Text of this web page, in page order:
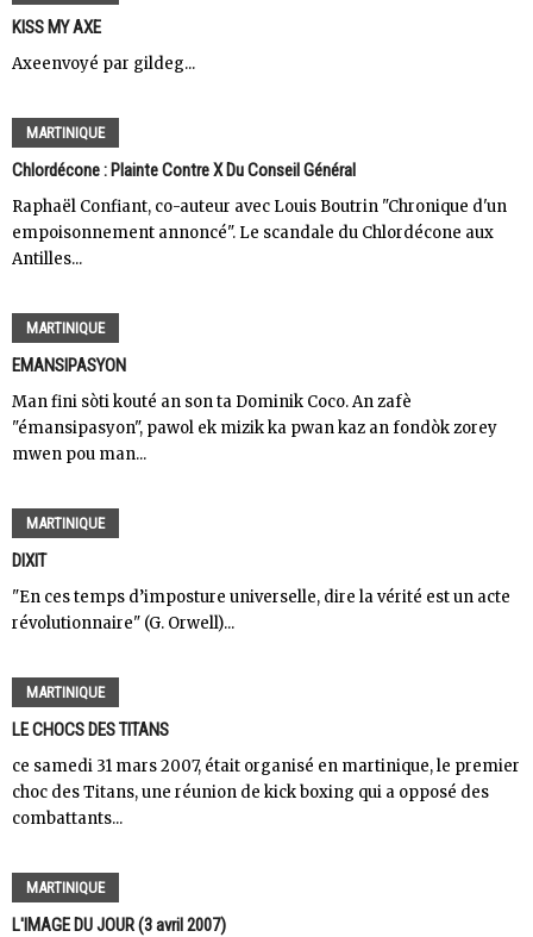
KISS MY AXE
Axeenvoyé par gildeg...
MARTINIQUE
Chlordécone : Plainte Contre X Du Conseil Général
Raphaël Confiant, co-auteur avec Louis Boutrin "Chronique d'un
empoisonnement annoncé". Le scandale du Chlordécone aux
Antilles...
MARTINIQUE
EMANSIPASYON
Man fini sòti kouté an son ta Dominik Coco. An zafè
"émansipasyon", pawol ek mizik ka pwan kaz an fondòk zorey
mwen pou man...
MARTINIQUE
DIXIT
"En ces temps d’imposture universelle, dire la vérité est un acte
révolutionnaire" (G. Orwell)...
MARTINIQUE
LE CHOCS DES TITANS
ce samedi 31 mars 2007, était organisé en martinique, le premier
choc des Titans, une réunion de kick boxing qui a opposé des
combattants...
MARTINIQUE
L'IMAGE DU JOUR (3 avril 2007)